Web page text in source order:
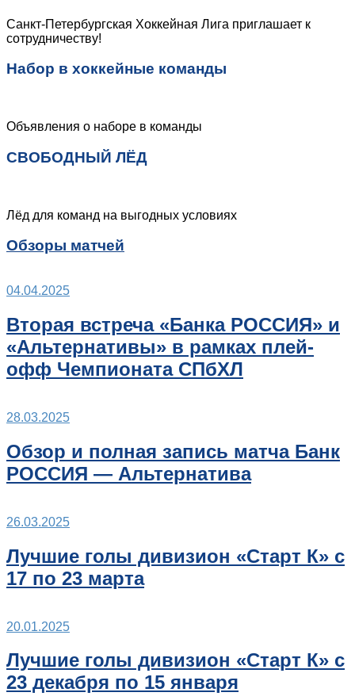
Санкт-Петербургская Хоккейная Лига приглашает к
сотрудничеству!
Набор в хоккейные команды
Объявления о наборе в команды
СВОБОДНЫЙ ЛЁД
Лёд для команд на выгодных условиях
Обзоры матчей
04.04.2025
Вторая встреча «Банка РОССИЯ» и
«Альтернативы» в рамках плей-
офф Чемпионата СПбХЛ
28.03.2025
Обзор и полная запись матча Банк
РОССИЯ — Альтернатива
26.03.2025
Лучшие голы дивизион «Старт К» с
17 по 23 марта
20.01.2025
Лучшие голы дивизион «Старт К» с
23 декабря по 15 января